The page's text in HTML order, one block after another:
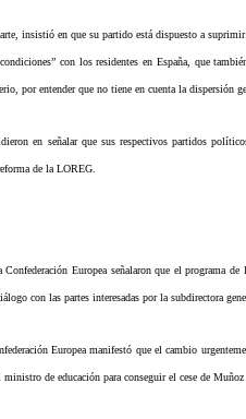
insistió en que su partido está dispuesto a
con los residentes en España, que
por entender que no tiene en cuenta la dispersión
en señalar que sus respectivos partidos
de la LOREG.
Confederación Europea señalaron que el programa
con las partes interesadas por la subdirectora
Europea manifestó que el cambio
ministro de educación para conseguir el cese de